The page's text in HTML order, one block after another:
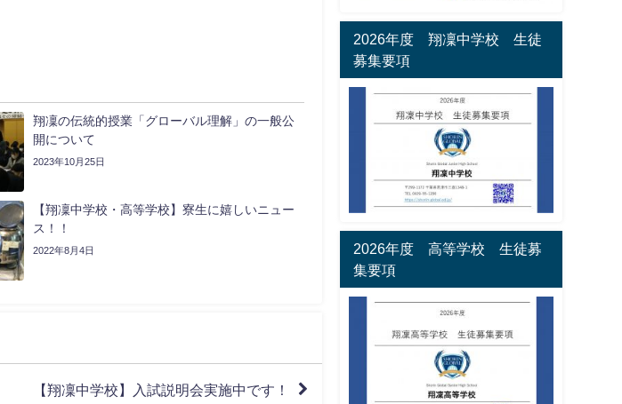
翔凜の伝統的授業「グローバル理解」の一般公
開について
2023年10月25日
【翔凜中学校・高等学校】寮生に嬉しいニュー
ス！！
2022年8月4日
【翔凜中学校】入試説明会実施中です！
2026年度 翔凜中学校 生徒
募集要項
2026年度 高等学校 生徒募
集要項